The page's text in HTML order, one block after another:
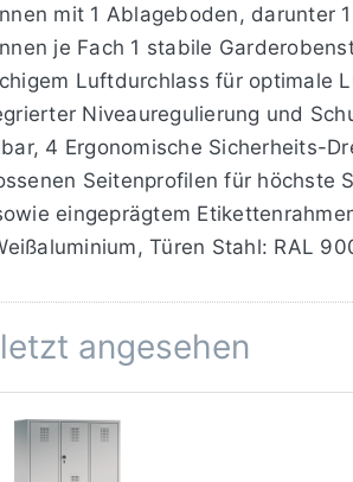
mit 1 Ablageboden, darunter
je Fach 1 stabile
Luftdurchlass für optimale
Niveauregulierung und
4 Ergonomische Sicherheits-
Seitenprofilen für höchste
eingeprägtem
Türen Stahl: RAL
angesehen